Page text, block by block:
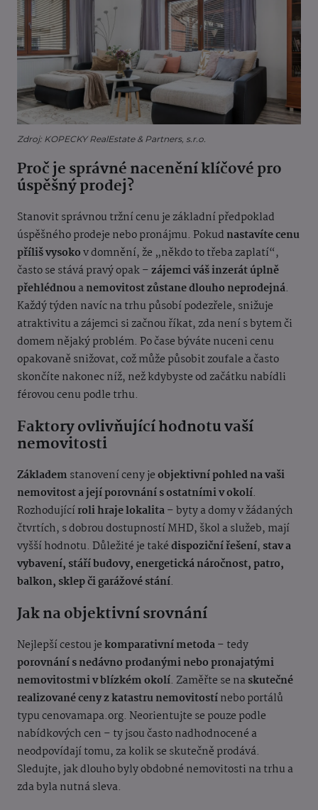
Zdroj: KOPECKY RealEstate & Partners, s.r.o.
Proč je správné nacenění klíčové pro
úspěšný prodej?
Stanovit správnou tržní cenu je základní předpoklad
úspěšného prodeje nebo pronájmu. Pokud nastavíte cenu
příliš vysokov domnění, že „někdo to třeba zaplatí“,
často se stává pravý opak –zájemci váš inzerát úplně
přehlédnouanemovitost zůstane dlouho neprodejná.
Každý týden navíc na trhu působí podezřele, snižuje
atraktivitu a zájemci si začnou říkat, zda není s bytem či
domem nějaký problém. Po čase býváte nuceni cenu
opakovaně snižovat, což může působit zoufale a často
skončíte nakonec níž, než kdybyste od začátku nabídli
férovou cenu podle trhu.
Faktory ovlivňující hodnotu vaší
nemovitosti
Základem stanovení ceny jeobjektivní pohled na vaši
nemovitost a její porovnání s ostatními v okolí.
Rozhodujícíroli hraje lokalita– byty a domy v žádaných
čtvrtích, s dobrou dostupností MHD, škol a služeb, mají
vyšší hodnotu. Důležité je takédispoziční řešení, stava
vybavení, stáří budovy, energetická náročnost, patro,
balkon, sklep či garážové stání.
Jak na objektivní srovnání
Nejlepší cestou jekomparativní metoda– tedy
porovnání s nedávno prodanými nebo pronajatými
nemovitostmi v blízkém okolí. Zaměřte se naskutečné
realizované ceny z katastru nemovitostínebo portálů
typu cenovamapa.org. Neorientujte se pouze podle
nabídkových cen – ty jsou často nadhodnocené a
neodpovídají tomu, za kolik se skutečně prodává.
Sledujte, jak dlouho byly obdobné nemovitosti na trhu a
zda byla nutná sleva.